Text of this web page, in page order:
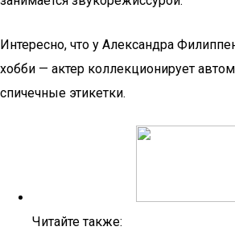
Интересно, что у Александра
хобби — актер коллекционирует
спичечные этикетки.
Читайте также: